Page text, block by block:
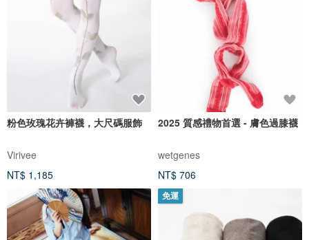
粉色玫瑰花卉褲襪，大尺碼服飾
Virivee
NT$ 1,185
2025 質感禮物首選 - 膚色過膝襪
wetgenes
NT$ 706
免運